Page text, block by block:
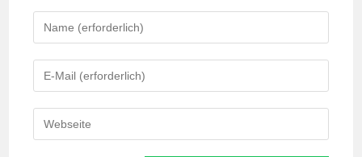
deinen
Namen
oder
zum
Kommentieren
deine
E-
Mail-
deine